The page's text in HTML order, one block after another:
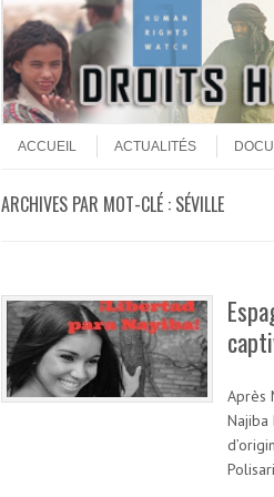
Menu
ACCUEIL
ACTUALITÉS
ARCHIVES PAR MOT-CLÉ : SÉVILLE
Après
Najiba